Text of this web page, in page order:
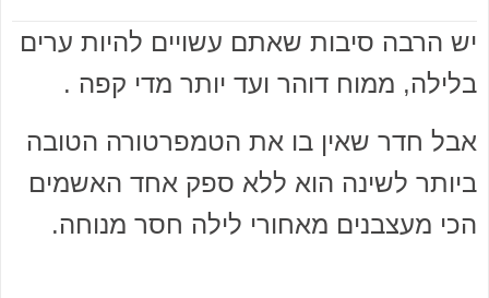
יש הרבה סיבות שאתם עשויים להיות ערים
בלילה, ממוח דוהר ועד יותר מדי קפה .
אבל חדר שאין בו את הטמפרטורה הטובה
ביותר לשינה הוא ללא ספק אחד האשמים
הכי מעצבנים מאחורי לילה חסר מנוחה.